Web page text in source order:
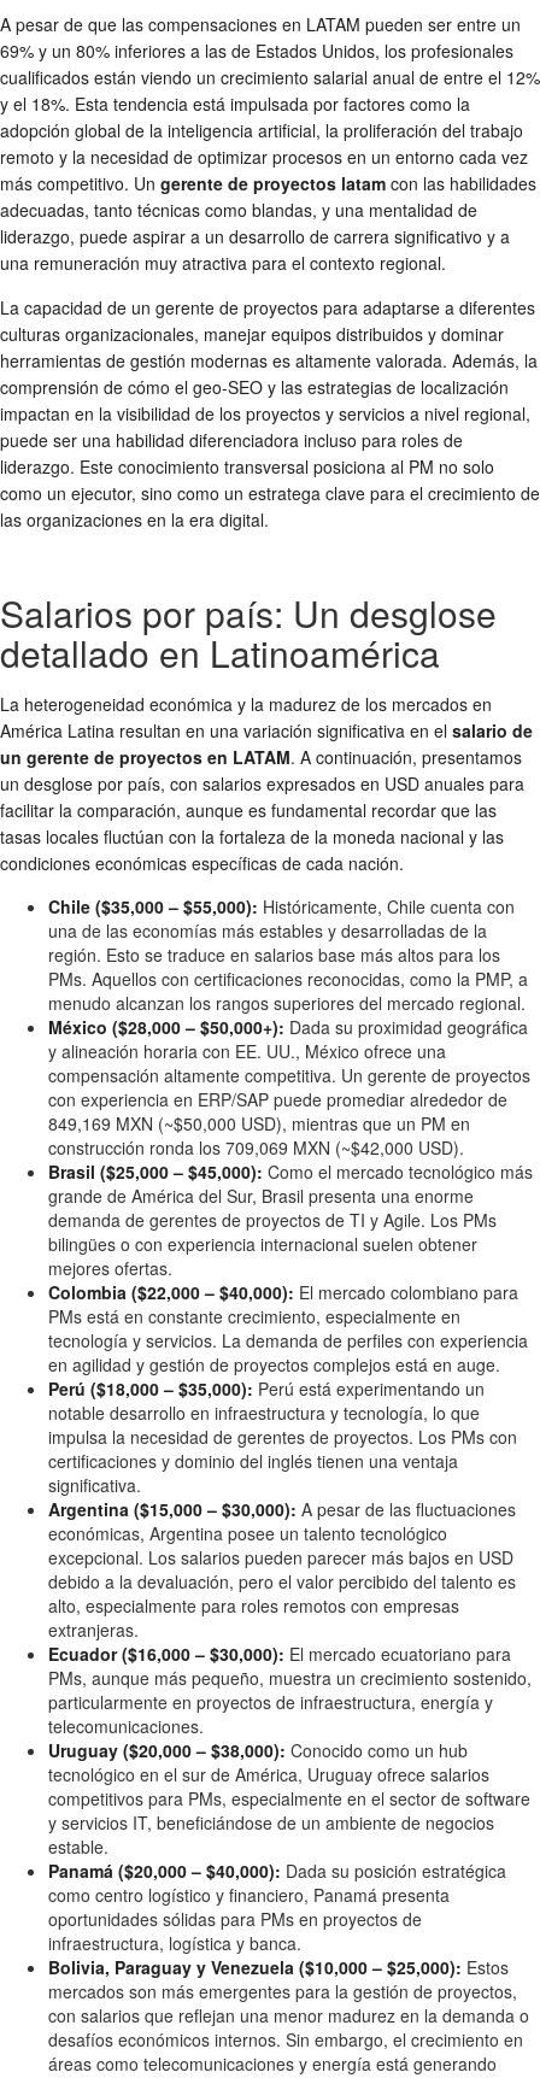
A pesar de que las compensaciones en LATAM pueden ser entre un
69% y un 80% inferiores a las de Estados Unidos, los profesionales
cualificados están viendo un crecimiento salarial anual de entre el 12%
y el 18%. Esta tendencia está impulsada por factores como la
adopción global de la inteligencia artificial, la proliferación del trabajo
remoto y la necesidad de optimizar procesos en un entorno cada vez
más competitivo. Un gerente de proyectos latam con las habilidades
adecuadas, tanto técnicas como blandas, y una mentalidad de
liderazgo, puede aspirar a un desarrollo de carrera significativo y a
una remuneración muy atractiva para el contexto regional.
La capacidad de un gerente de proyectos para adaptarse a diferentes
culturas organizacionales, manejar equipos distribuidos y dominar
herramientas de gestión modernas es altamente valorada. Además, la
comprensión de cómo el geo-SEO y las estrategias de localización
impactan en la visibilidad de los proyectos y servicios a nivel regional,
puede ser una habilidad diferenciadora incluso para roles de
liderazgo. Este conocimiento transversal posiciona al PM no solo
como un ejecutor, sino como un estratega clave para el crecimiento de
las organizaciones en la era digital.
Salarios por país: Un desglose
detallado en Latinoamérica
La heterogeneidad económica y la madurez de los mercados en
América Latina resultan en una variación significativa en el salario de
un gerente de proyectos en LATAM. A continuación, presentamos
un desglose por país, con salarios expresados en USD anuales para
facilitar la comparación, aunque es fundamental recordar que las
tasas locales fluctúan con la fortaleza de la moneda nacional y las
condiciones económicas específicas de cada nación.
Chile ($35,000 – $55,000): Históricamente, Chile cuenta con
una de las economías más estables y desarrolladas de la
región. Esto se traduce en salarios base más altos para los
PMs. Aquellos con certificaciones reconocidas, como la PMP, a
menudo alcanzan los rangos superiores del mercado regional.
México ($28,000 – $50,000+): Dada su proximidad geográfica
y alineación horaria con EE. UU., México ofrece una
compensación altamente competitiva. Un gerente de proyectos
con experiencia en ERP/SAP puede promediar alrededor de
849,169 MXN (~$50,000 USD), mientras que un PM en
construcción ronda los 709,069 MXN (~$42,000 USD).
Brasil ($25,000 – $45,000): Como el mercado tecnológico más
grande de América del Sur, Brasil presenta una enorme
demanda de gerentes de proyectos de TI y Agile. Los PMs
bilingües o con experiencia internacional suelen obtener
mejores ofertas.
Colombia ($22,000 – $40,000): El mercado colombiano para
PMs está en constante crecimiento, especialmente en
tecnología y servicios. La demanda de perfiles con experiencia
en agilidad y gestión de proyectos complejos está en auge.
Perú ($18,000 – $35,000): Perú está experimentando un
notable desarrollo en infraestructura y tecnología, lo que
impulsa la necesidad de gerentes de proyectos. Los PMs con
certificaciones y dominio del inglés tienen una ventaja
significativa.
Argentina ($15,000 – $30,000): A pesar de las fluctuaciones
económicas, Argentina posee un talento tecnológico
excepcional. Los salarios pueden parecer más bajos en USD
debido a la devaluación, pero el valor percibido del talento es
alto, especialmente para roles remotos con empresas
extranjeras.
Ecuador ($16,000 – $30,000): El mercado ecuatoriano para
PMs, aunque más pequeño, muestra un crecimiento sostenido,
particularmente en proyectos de infraestructura, energía y
telecomunicaciones.
Uruguay ($20,000 – $38,000): Conocido como un hub
tecnológico en el sur de América, Uruguay ofrece salarios
competitivos para PMs, especialmente en el sector de software
y servicios IT, beneficiándose de un ambiente de negocios
estable.
Panamá ($20,000 – $40,000): Dada su posición estratégica
como centro logístico y financiero, Panamá presenta
oportunidades sólidas para PMs en proyectos de
infraestructura, logística y banca.
Bolivia, Paraguay y Venezuela ($10,000 – $25,000): Estos
mercados son más emergentes para la gestión de proyectos,
con salarios que reflejan una menor madurez en la demanda o
desafíos económicos internos. Sin embargo, el crecimiento en
áreas como telecomunicaciones y energía está generando